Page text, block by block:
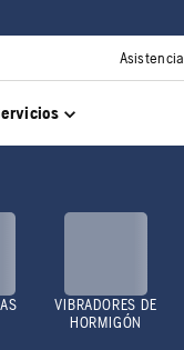
Asistencia
VIBRADORES DE
HORMIGÓN